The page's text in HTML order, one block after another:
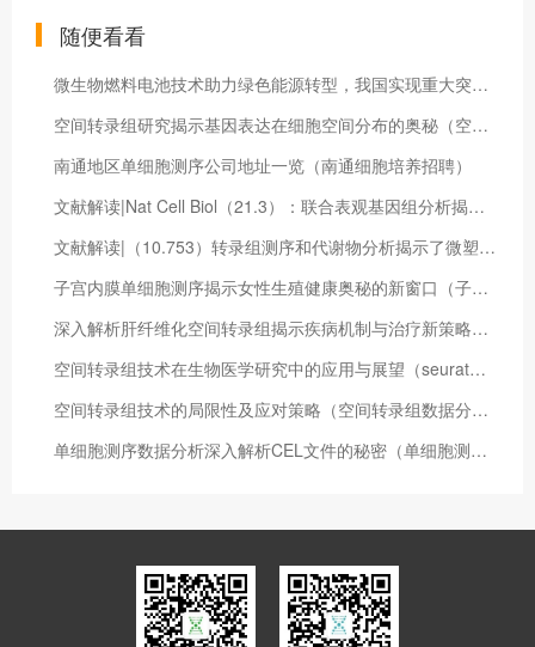
随便看看
微生物燃料电池技术助力绿色能源转型，我国实现重大突破（微生物燃料电池是指在微生物的作用下）
空间转录组研究揭示基因表达在细胞空间分布的奥秘（空间转录组的意义）
南通地区单细胞测序公司地址一览（南通细胞培养招聘）
文献解读|Nat Cell Biol（21.3）：联合表观基因组分析揭示了人类皮质类器官中细胞类型特异性基因调控程序
文献解读|（10.753）转录组测序和代谢物分析揭示了微塑料和邻苯二甲酸二(2-乙基己基)酯对南美白对虾的单一和联合影响
子宫内膜单细胞测序揭示女性生殖健康奥秘的新窗口（子宫内膜细胞学检查）
深入解析肝纤维化空间转录组揭示疾病机制与治疗新策略（肝纤维化扫描 百度百科）
空间转录组技术在生物医学研究中的应用与展望（seurat空间转录组）
空间转录组技术的局限性及应对策略（空间转录组数据分析）
单细胞测序数据分析深入解析CEL文件的秘密（单细胞测序数据分析软件）